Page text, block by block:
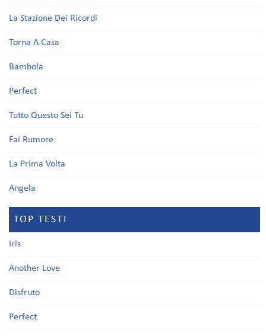
La Stazione Dei Ricordi
Torna A Casa
Bambola
Perfect
Tutto Questo Sei Tu
Fai Rumore
La Prima Volta
Angela
TOP TESTI
Iris
Another Love
Disfruto
Perfect